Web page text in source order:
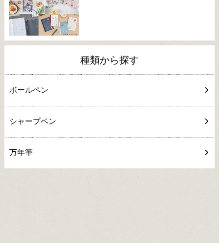
種類から探す
ボールペン
シャープペン
万年筆